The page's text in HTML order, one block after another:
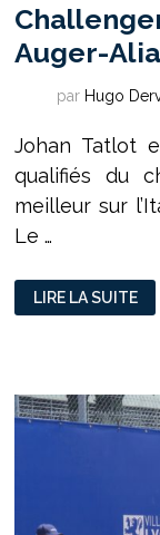
Auger-
par Hugo
Johan Tatlot
qualifiés du
meilleur sur
Le …
CHALLENGER
DE
LYON
ALIASSIME
EN
FINALE
LIRE LA SUITE